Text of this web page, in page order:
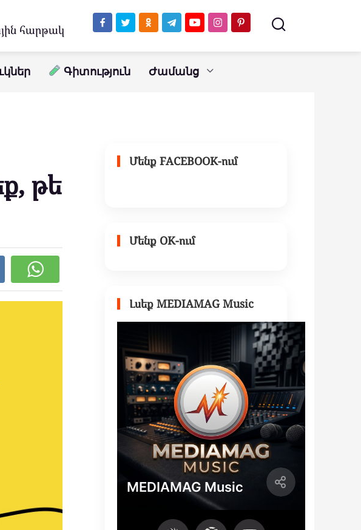
հարթակ
Գիտություն Ժամանց
թե
Մենք FACEBOOK-ում
Մենք OK-ում
Լսեք MEDIAMAG Music